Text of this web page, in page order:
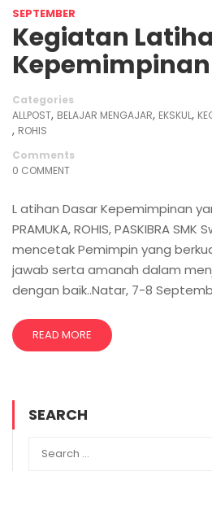
SEPTEMBER
Kegiatan
Kepemimpinan
Categories
ALLPOST, BELAJAR MENGAJAR, EKSKUL,
, ROHIS
Comments
0 COMMENT
L atihan Dasar Kepemimpinan
PRAMUKA, ROHIS, PASKIBRA
mencetak Pemimpin yang
jawab serta amanah dalam
dengan baik..Natar, 7-8
READ MORE
SEARCH